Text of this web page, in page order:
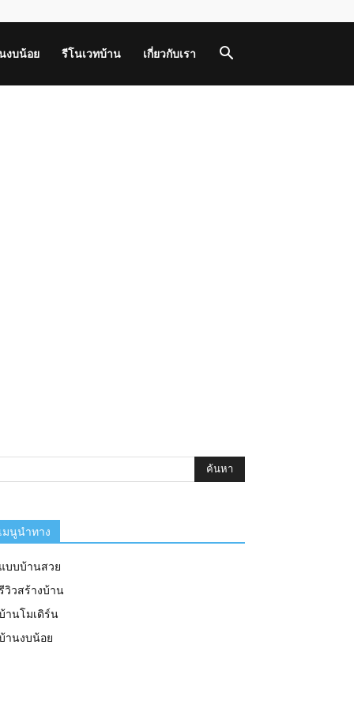
งบน้อย รีโนเวทบ้าน เกี่ยวกับเรา
เมนูนำทาง
แบบบ้านสวย
วิวสร้างบ้าน
านโมเดิร์น
านงบน้อย